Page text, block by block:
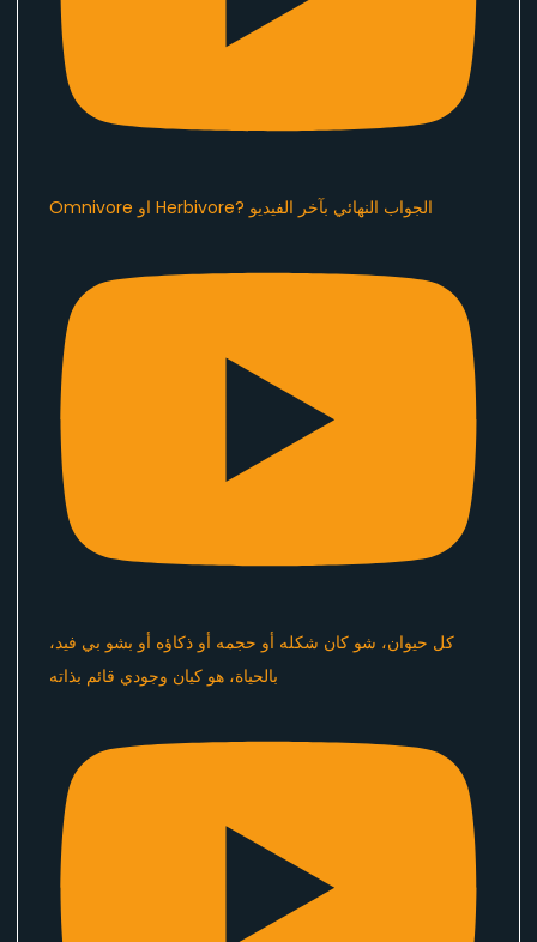
Omnivore او Herbivore? الجواب النهائي بآخر الفيديو
كل حيوان، شو كان شكله أو حجمه أو ذكاؤه أو بشو بي فيد،
بالحياة، هو كيان وجودي قائم بذاته